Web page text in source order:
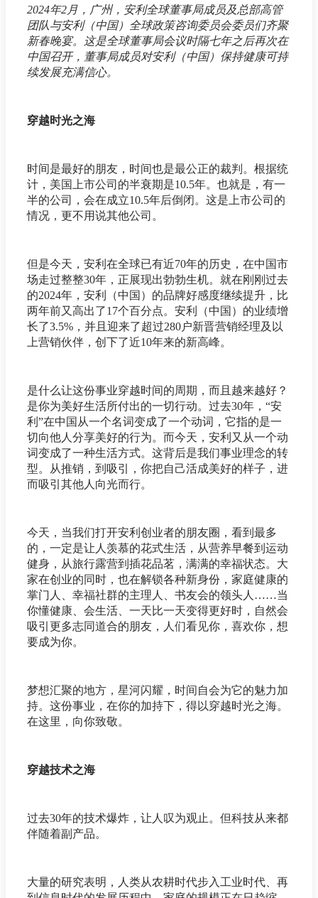
2024年2月，广州，安利全球董事局成员及总部高管
团队与安利（中国）全球政策咨询委员会委员们齐聚
新春晚宴。这是全球董事局会议时隔七年之后再次在
中国召开，董事局成员对安利（中国）保持健康可持
续发展充满信心。
穿越时光之海
时间是最好的朋友，时间也是最公正的裁判。根据统
计，美国上市公司的半衰期是10.5年。也就是，有一
半的公司，会在成立10.5年后倒闭。这是上市公司的
情况，更不用说其他公司。
但是今天，安利在全球已有近70年的历史，在中国市
场走过整整30年，正展现出勃勃生机。就在刚刚过去
的2024年，安利（中国）的品牌好感度继续提升，比
两年前又高出了17个百分点。安利（中国）的业绩增
长了3.5%，并且迎来了超过280户新晋营销经理及以
上营销伙伴，创下了近10年来的新高峰。
是什么让这份事业穿越时间的周期，而且越来越好？
是你为美好生活所付出的一切行动。过去30年，“安
利”在中国从一个名词变成了一个动词，它指的是一
切向他人分享美好的行为。而今天，安利又从一个动
词变成了一种生活方式。这背后是我们事业理念的转
型。从推销，到吸引，你把自己活成美好的样子，进
而吸引其他人向光而行。
今天，当我们打开安利创业者的朋友圈，看到最多
的，一定是让人羡慕的花式生活，从营养早餐到运动
健身，从旅行露营到插花品茗，满满的幸福状态。大
家在创业的同时，也在解锁各种新身份，家庭健康的
掌门人、幸福社群的主理人、书友会的领头人……当
你懂健康、会生活、一天比一天变得更好时，自然会
吸引更多志同道合的朋友，人们看见你，喜欢你，想
要成为你。
梦想汇聚的地方，星河闪耀，时间自会为它的魅力加
持。这份事业，在你的加持下，得以穿越时光之海。
在这里，向你致敬。
穿越技术之海
过去30年的技术爆炸，让人叹为观止。但科技从来都
伴随着副产品。
大量的研究表明，人类从农耕时代步入工业时代、再